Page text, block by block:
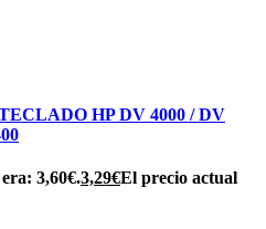
HP DV 4000 / DV
3,60€.3,29€El precio actual